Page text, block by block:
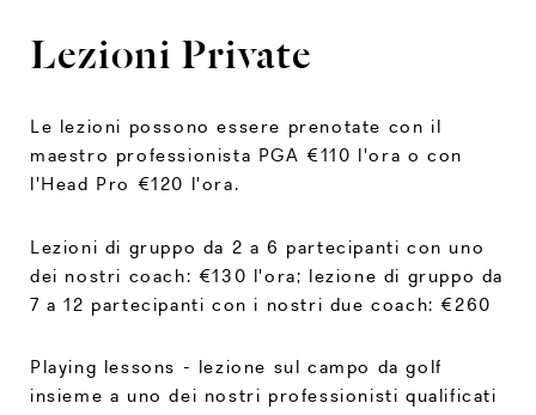
Lezioni Private
Le lezioni possono essere prenotate con il
maestro professionista PGA €110 l'ora o con
l'Head Pro €120 l'ora.
Lezioni di gruppo da 2 a 6 partecipanti con uno
dei nostri coach: €130 l'ora; lezione di gruppo da
7 a 12 partecipanti con i nostri due coach: €260
Playing lessons - lezione sul campo da golf
insieme a uno dei nostri professionisti qualificati